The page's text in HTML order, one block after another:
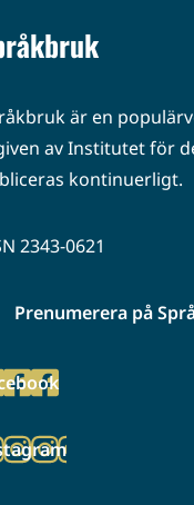
är en
av Institutet för
kontinuerligt.
2343-0621
Prenumerera på